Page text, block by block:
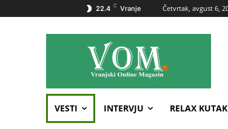
22.4 C Vranje Četvrtak, avgust 6,
VESTI INTERVJU RELAX KUTAK